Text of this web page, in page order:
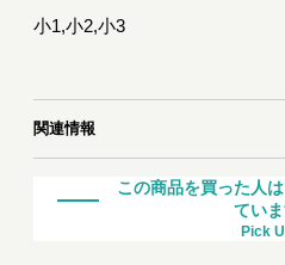
小1,小2,小3
関連情報
この商品を買った人
てい
Pick